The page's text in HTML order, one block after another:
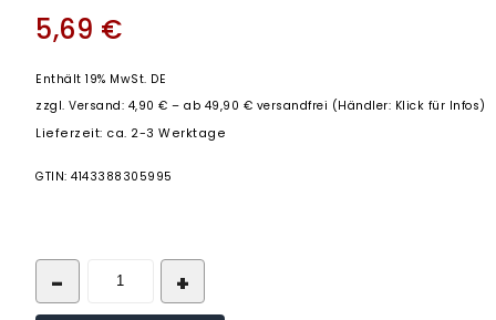
5,69 €
Enthält 19% MwSt. DE
zzgl.Versand: 4,90 € – ab 49,90 € versandfrei (Händler: Klick für Infos)
Lieferzeit: ca. 2-3 Werktage
GTIN: 4143388305995